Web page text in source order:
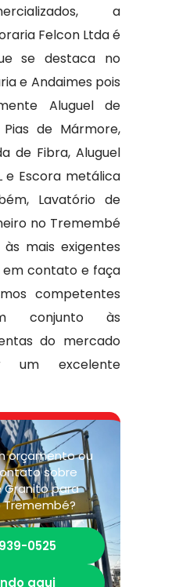
a
Felcon Ltda é
se destaca no
e Andaimes pois
Aluguel de
de Mármore,
de Fibra, Aluguel
e Escora metálica
Lavatório de
no Tremembé
mais exigentes
em contato e faça
competentes
conjunto às
do mercado
um excelente
orçamento ou
sobre
Granito para
Tremembé?
0525
aqui